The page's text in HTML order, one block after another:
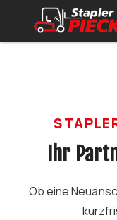
als
Ihr
Ob eine